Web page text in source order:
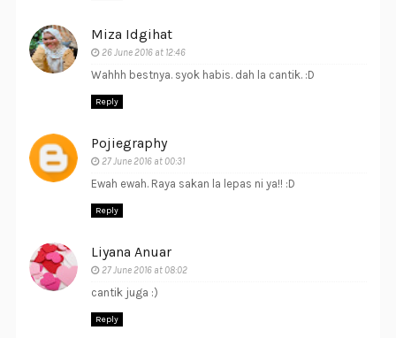
Miza Idgihat
26 June 2016 at 12:46
Wahhh bestnya. syok habis. dah la cantik. :D
Reply
Pojiegraphy
27 June 2016 at 00:31
Ewah ewah. Raya sakan la lepas ni ya!! :D
Reply
Liyana Anuar
27 June 2016 at 08:02
cantik juga :)
Reply